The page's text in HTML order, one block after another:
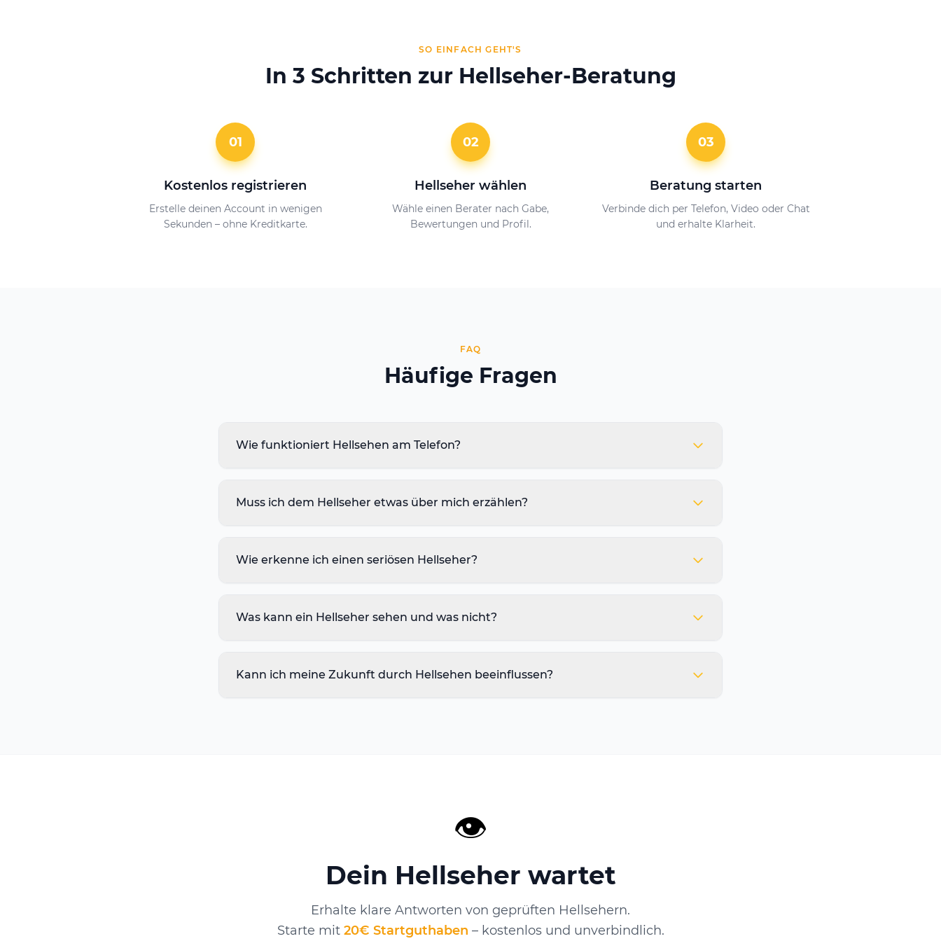
SO EINFACH GEHT'S
In 3 Schritten zur Hellseher-Beratung
01
Kostenlos registrieren
Erstelle deinen Account in wenigen
Sekunden – ohne Kreditkarte.
02
Hellseher wählen
Wähle einen Berater nach Gabe,
Bewertungen und Profil.
03
Beratung starten
Verbinde dich per Telefon, Video oder Chat
und erhalte Klarheit.
FAQ
Häufige Fragen
Wie funktioniert Hellsehen am Telefon?
Muss ich dem Hellseher etwas über mich erzählen?
Wie erkenne ich einen seriösen Hellseher?
Was kann ein Hellseher sehen und was nicht?
Kann ich meine Zukunft durch Hellsehen beeinflussen?
👁️
Dein Hellseher wartet
Erhalte klare Antworten von geprüften Hellsehern.
Starte mit 20€ Startguthaben – kostenlos und unverbindlich.